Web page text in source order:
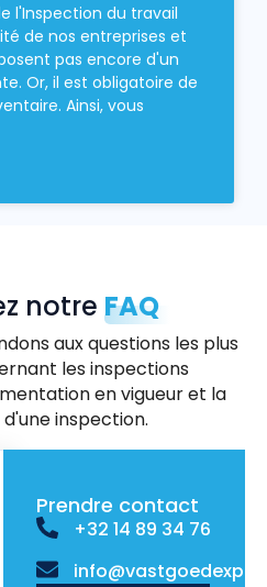
l'Inspection du travail
de nos entreprises et
pas encore d'un
Or, il est obligatoire de
Ainsi, vous
notre FAQ
aux questions les plus
les inspections
en vigueur et la
inspection.
Prendre contact
+32 14 89 34 76